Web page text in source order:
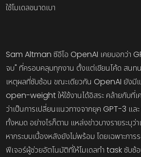
ใช้โมเดลขนาดเบา
Sam Altman ซีอีโอ OpenAI เคยบอกว่า
จบ" ที่ครอบคลุมทุกงาน ตั้งแต่เขียนโค้ด สนทน
เหตุผลที่ซับซ้อน ขณะเดียวกัน OpenAI ยังมี
open-weight ให้ใช้งานได้อิสระ คล้ายกับที่
ว่าเป็นการเปลี่ยนแนวทางจากยุค GPT-3 แล
ทั้งหมด อย่างไรก็ตาม แหล่งข่าวบางรายระบุว่
หากระบบเบื้องหลังยังไม่พร้อม โดยเฉพาะกา
ฟีเจอร์ผู้ช่วยอัตโนมัติที่ให้โมเดลทำ task ซับซ้